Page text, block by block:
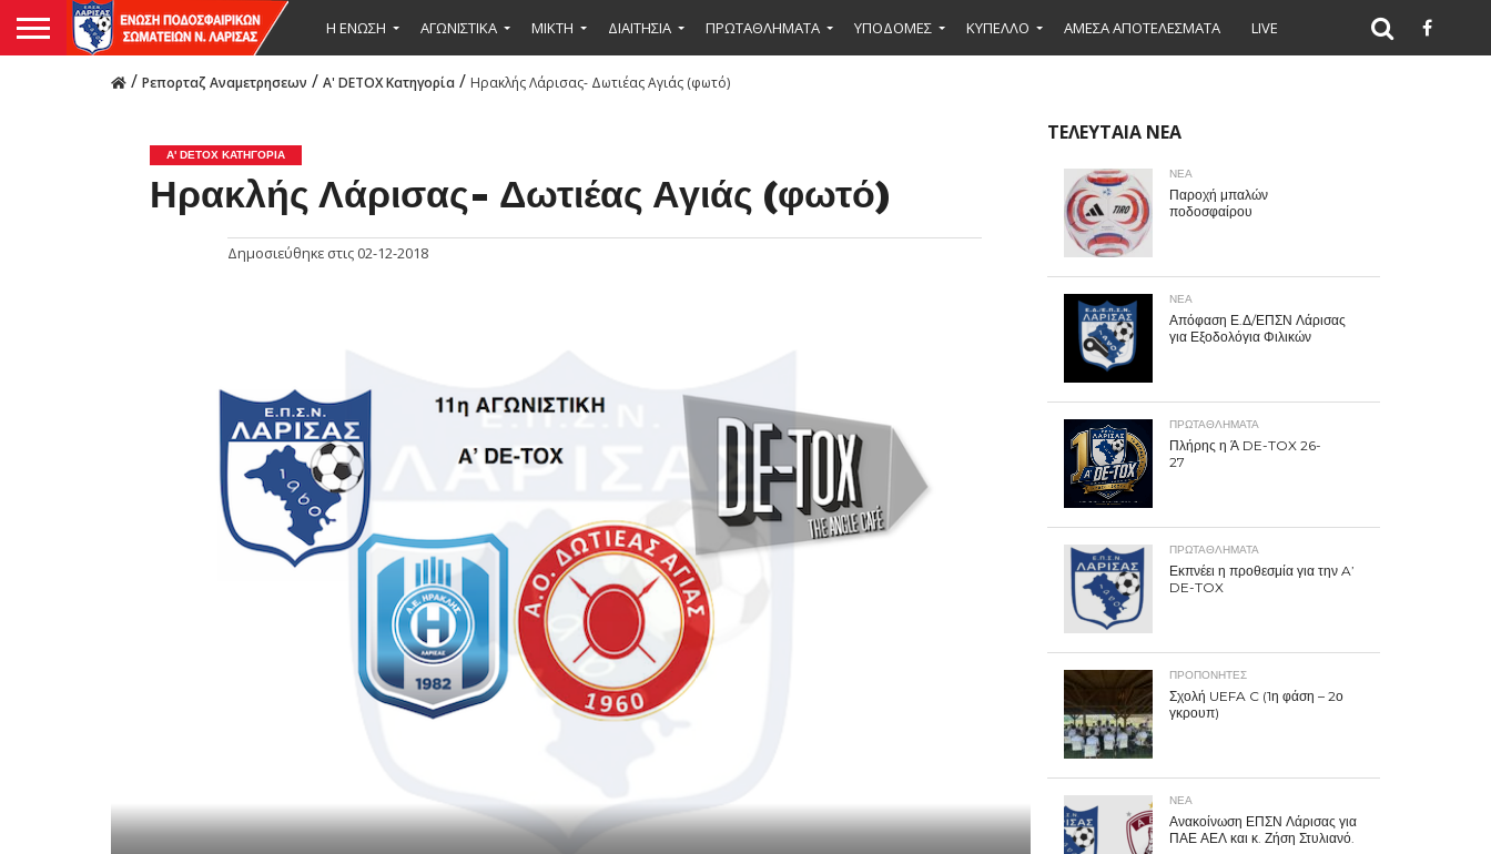
Η ΕΝΩΣΗ ΑΓΩΝΙΣΤΙΚΑ ΜΙΚΤΉ ΔΙΑΙΤΗΣΙΑ ΠΡΩΤΑΘΛΗΜΑΤΑ ΥΠΟΔΟΜΕΣ ΚΥΠΕΛΛΟ ΑΜΕΣΑ ΑΠΟΤΕΛΕΣΜΑΤΑ LIVE
/ Ρεπορταζ Αναμετρησεων / Α' DETOX Κατηγορία / Ηρακλής Λάρισας- Δωτιέας Αγιάς (φωτό)
Α' DETOX ΚΑΤΗΓΟΡΊΑ
Ηρακλής Λάρισας- Δωτιέας Αγιάς (φωτό)
Δημοσιεύθηκε στις 02-12-2018
ΤΕΛΕΥΤΑΙΑ ΝΕΑ
ΝΕΑ
Παροχή μπαλών
ποδοσφαίρου
ΝΕΑ
Απόφαση Ε.Δ/ΕΠΣΝ Λάρισας
για Εξοδολόγια Φιλικών
ΠΡΩΤΑΘΛΉΜΑΤΑ
Πλήρης η Ά DE-TOX 26-
27
ΠΡΩΤΑΘΛΉΜΑΤΑ
Εκπνέει η προθεσμία για την A’
DE-TOX
ΠΡΟΠΟΝΗΤΈΣ
Σχολή UEFA C (1η φάση – 2ο
γκρουπ)
ΝΕΑ
Ανακοίνωση ΕΠΣΝ Λάρισας για
ΠΑΕ ΑΕΛ και κ. Ζήση Στυλιανό.